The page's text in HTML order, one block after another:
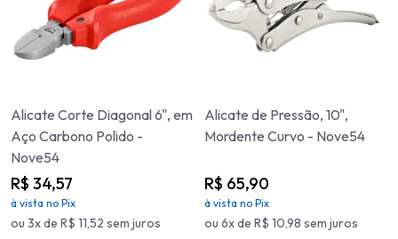
Alicate Corte Diagonal 6", em
Aço Carbono Polido -
Nove54
R$ 34,57
à vista no Pix
ou 3x de R$ 11,52 sem juros
Alicate de Pressão, 10",
Mordente Curvo - Nove54
R$ 65,90
à vista no Pix
ou 6x de R$ 10,98 sem juros